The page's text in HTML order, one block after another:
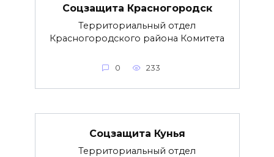
Соцзащита Красногородск
Территориальный отдел
Красногородского района Комитета
0 233
Соцзащита Кунья
Территориальный отдел